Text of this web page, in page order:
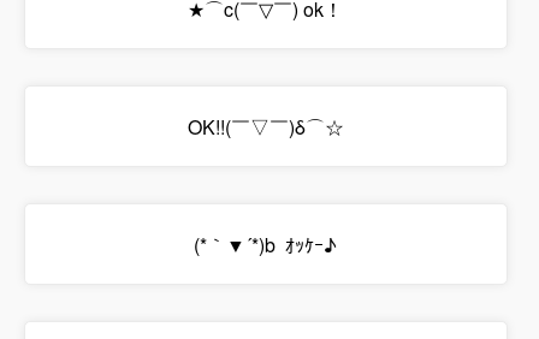
★⌒c(￣▽￣) ok！
OK!!(￣▽￣)δ⌒☆
(*｀▼´*)b ｵｯｹｰ♪